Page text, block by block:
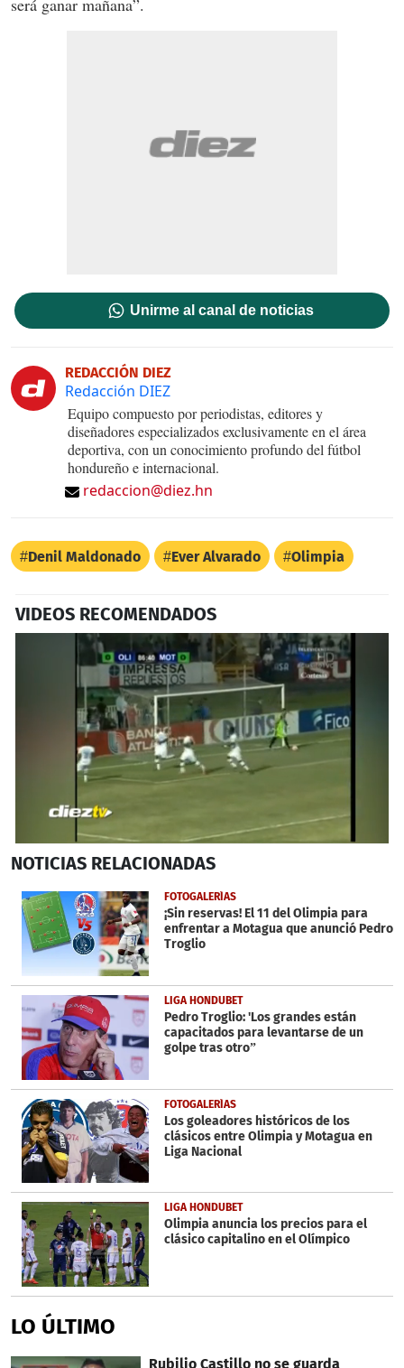
será ganar mañana”.
Unirme al canal de noticias
REDACCIÓN DIEZ
Redacción DIEZ
Equipo compuesto por periodistas, editores y
diseñadores especializados exclusivamente en el área
deportiva, con un conocimiento profundo del fútbol
hondureño e internacional.
redaccion@diez.hn
Denil Maldonado Ever Alvarado Olimpia
VIDEOS RECOMENDADOS
seconds
33
seconds
NOTICIAS RELACIONADAS
FOTOGALERÍAS
¡Sin reservas! El 11 del Olimpia para
enfrentar a Motagua que anunció Pedro
Troglio
LIGA HONDUBET
Pedro Troglio: 'Los grandes están
capacitados para levantarse de un
golpe tras otro”
FOTOGALERÍAS
Los goleadores históricos de los
clásicos entre Olimpia y Motagua en
Liga Nacional
LIGA HONDUBET
Olimpia anuncia los precios para el
clásico capitalino en el Olímpico
LO ÚLTIMO
Rubilio Castillo no se guarda